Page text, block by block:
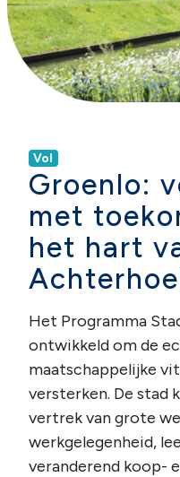
Vol
Groenlo:
met
het hart
Het Programma
ontwikkeld om de
maatschappelijke
versterken. De stad
vertrek van grote
werkgelegenheid,
veranderend koop-